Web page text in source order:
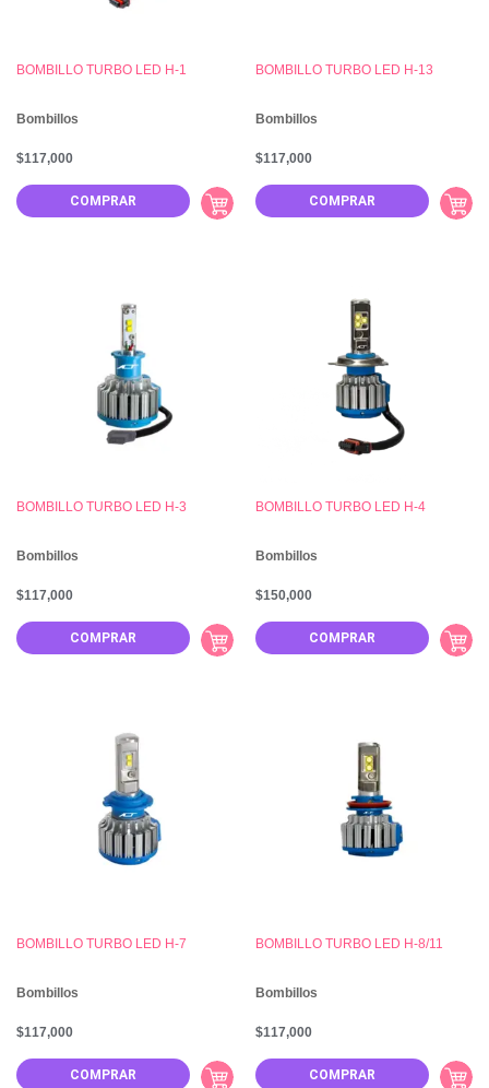
Bombillos
BOMBILLO TURBO LED H-1
COMPRAR
$117,000
Bombillos
BOMBILLO TURBO LED H-13
COMPRAR
$117,000
Bombillos
BOMBILLO TURBO LED H-3
COMPRAR
$117,000
Bombillos
BOMBILLO TURBO LED H-4
COMPRAR
$150,000
Bombillos
BOMBILLO TURBO LED H-7
COMPRAR
$117,000
Bombillos
BOMBILLO TURBO LED H-8/11
COMPRAR
$117,000